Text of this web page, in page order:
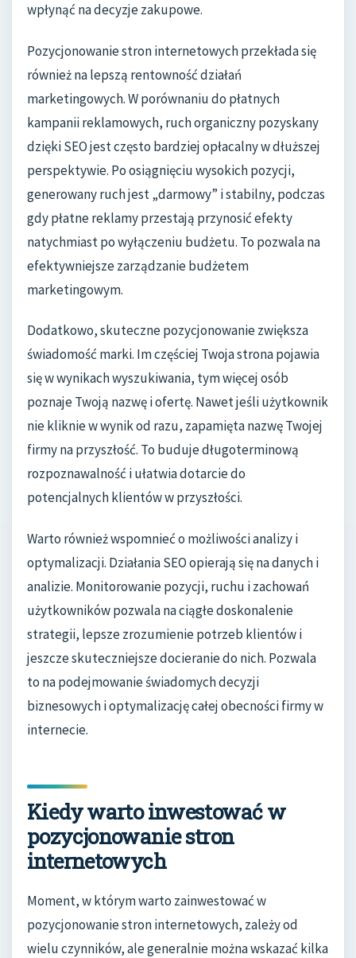
wpłynąć na decyzje zakupowe.
Pozycjonowanie stron internetowych przekłada się
również na lepszą rentowność działań
marketingowych. W porównaniu do płatnych
kampanii reklamowych, ruch organiczny pozyskany
dzięki SEO jest często bardziej opłacalny w dłuższej
perspektywie. Po osiągnięciu wysokich pozycji,
generowany ruch jest „darmowy” i stabilny, podczas
gdy płatne reklamy przestają przynosić efekty
natychmiast po wyłączeniu budżetu. To pozwala na
efektywniejsze zarządzanie budżetem
marketingowym.
Dodatkowo, skuteczne pozycjonowanie zwiększa
świadomość marki. Im częściej Twoja strona pojawia
się w wynikach wyszukiwania, tym więcej osób
poznaje Twoją nazwę i ofertę. Nawet jeśli użytkownik
nie kliknie w wynik od razu, zapamięta nazwę Twojej
firmy na przyszłość. To buduje długoterminową
rozpoznawalność i ułatwia dotarcie do
potencjalnych klientów w przyszłości.
Warto również wspomnieć o możliwości analizy i
optymalizacji. Działania SEO opierają się na danych i
analizie. Monitorowanie pozycji, ruchu i zachowań
użytkowników pozwala na ciągłe doskonalenie
strategii, lepsze zrozumienie potrzeb klientów i
jeszcze skuteczniejsze docieranie do nich. Pozwala
to na podejmowanie świadomych decyzji
biznesowych i optymalizację całej obecności firmy w
internecie.
Kiedy warto inwestować w
pozycjonowanie stron
internetowych
Moment, w którym warto zainwestować w
pozycjonowanie stron internetowych, zależy od
wielu czynników, ale generalnie można wskazać kilka